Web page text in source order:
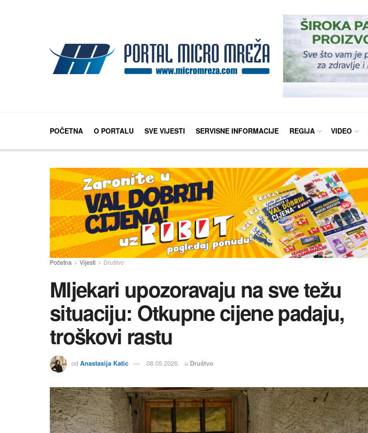
POČETNA O PORTALU SVE VIJESTI SERVISNE INFORMACIJE REGIJA VIDEO
Početna Vijesti Društvo
Mljekari upozoravaju na sve težu
situaciju: Otkupne cijene padaju,
troškovi rastu
od Anastasija Katic 08.05.2026. u Društvo